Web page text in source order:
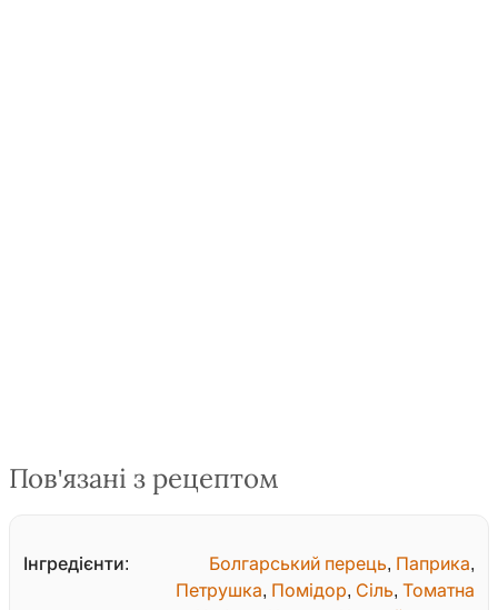
Пов'язані з рецептом
Інгредієнти: Болгарський перець, Паприка,
Петрушка, Помідор, Сіль, Томатна